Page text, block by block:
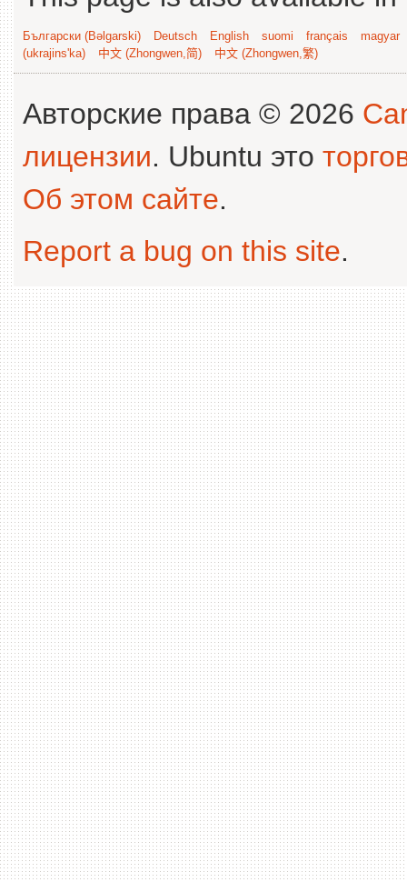
Български (Bəlgarski) Deutsch English suomi français
magyar
(ukrajins'ka)
中文 (Zhongwen,简) 中文 (Zhongwen,繁)
Авторские права © 2026
лицензии. Ubuntu это
Об этом сайте.
Report a bug on this site.